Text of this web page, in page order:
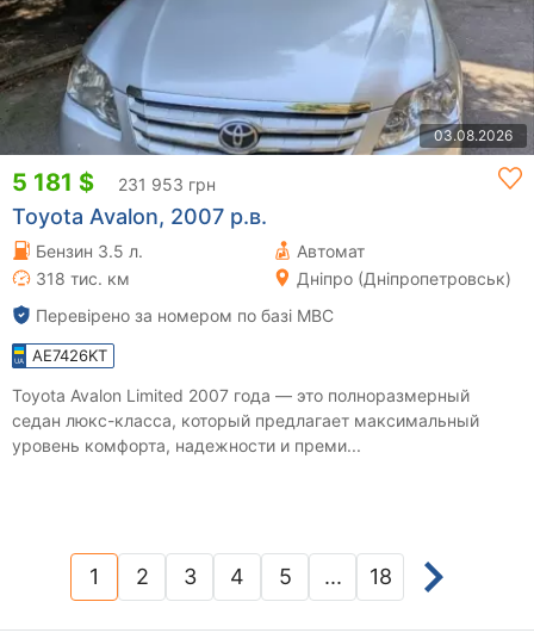
03.08.2026
5 181 $ 231 953 грн
Toyota Avalon, 2007 р.в.
Бензин 3.5 л.
Автомат
318 тис. км
Дніпро (Дніпропетровськ)
Перевірено за номером по базі МВС
AE7426KT
Toyota Avalon Limited 2007 года — это полноразмерный
седан люкс-класса, который предлагает максимальный
уровень комфорта, надежности и преми...
1(current)
2 3 4 5 ... 18